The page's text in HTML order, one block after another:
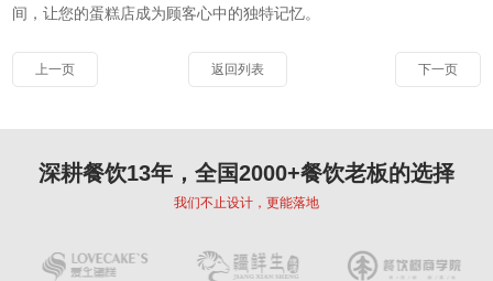
间，让您的蛋糕店成为顾客心中的独特记忆。
上一页 返回列表 下一页
深耕餐饮13年，全国2000+餐饮老板的选择
我们不止设计，更能落地